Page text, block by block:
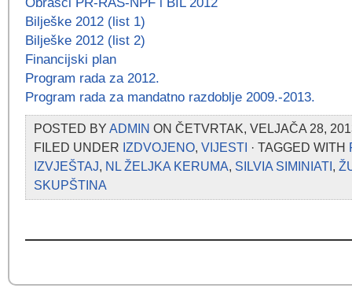
Bilješke 2012 (list 1)
Bilješke 2012 (list 2)
Financijski plan
Program rada za 2012.
Program rada za mandatno razdoblje 2009.-2013.
POSTED BY ADMIN ON ČETVRTAK, VELJAČA 28,
FILED UNDER IZDVOJENO, VIJESTI · TAGGED WITH
IZVJEŠTAJ, NL ŽELJKA KERUMA, SILVIA SIMINIATI ,
SKUPŠTINA